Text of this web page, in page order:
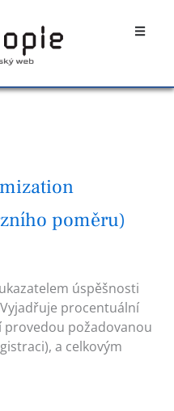
Open
poměru)
úspěšnosti
procentuální
provedou požadovanou
a celkovým